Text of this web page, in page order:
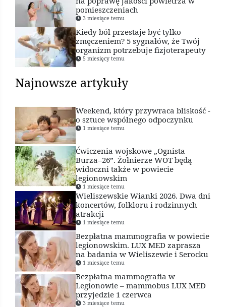
pomieszczeniach
3 miesiące temu
Kiedy ból przestaje być tylko
zmęczeniem? 5 sygnałów, że Twój
organizm potrzebuje fizjoterapeuty
5 miesięcy temu
Najnowsze artykuły
Weekend, który przywraca bliskość -
o sztuce wspólnego odpoczynku
1 miesiące temu
Ćwiczenia wojskowe „Ognista
Burza–26”. Żołnierze WOT będą
widoczni także w powiecie
legionowskim
1 miesiące temu
Wieliszewskie Wianki 2026. Dwa dni
koncertów, folkloru i rodzinnych
atrakcji
1 miesiące temu
Bezpłatna mammografia w powiecie
legionowskim. LUX MED zaprasza
na badania w Wieliszewie i Serocku
1 miesiące temu
Bezpłatna mammografia w
Legionowie – mammobus LUX MED
przyjedzie 1 czerwca
3 miesiące temu